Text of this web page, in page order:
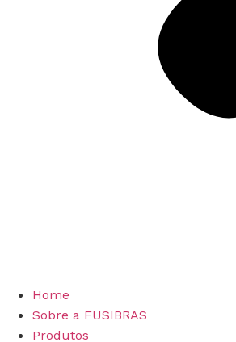
Home
Sobre a FUSIBRAS
Produtos